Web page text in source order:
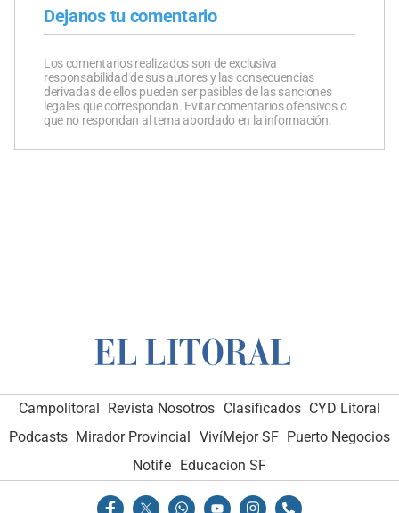
Dejanos tu comentario
Los comentarios realizados son de exclusiva
responsabilidad de sus autores y las consecuencias
derivadas de ellos pueden ser pasibles de las sanciones
legales que correspondan. Evitar comentarios ofensivos o
que no respondan al tema abordado en la información.
Campolitoral Revista Nosotros Clasificados CYD Litoral
Podcasts Mirador Provincial VivíMejor SF Puerto Negocios
Notife Educacion SF